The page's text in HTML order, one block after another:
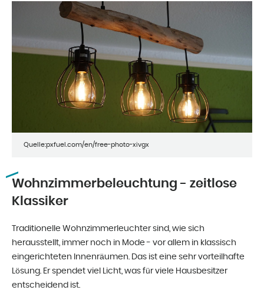
Quelle:pxfuel.com/en/free-photo-xivgx
Wohnzimmerbeleuchtung - zeitlose
Klassiker
Traditionelle Wohnzimmerleuchter sind, wie sich
herausstellt, immer noch in Mode - vor allem in klassisch
eingerichteten Innenräumen. Das ist eine sehr vorteilhafte
Lösung. Er spendet viel Licht, was für viele Hausbesitzer
entscheidend ist.